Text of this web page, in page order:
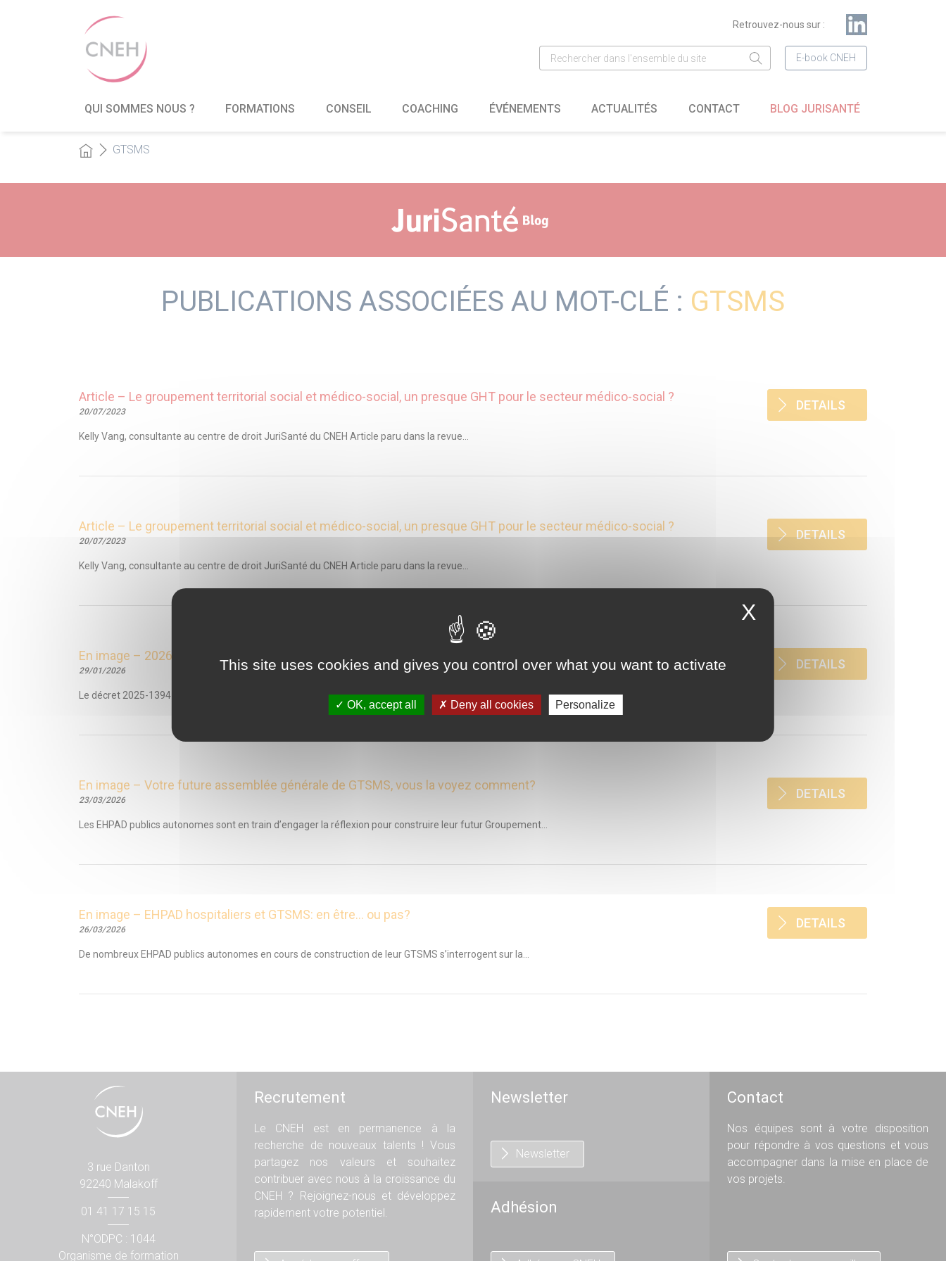
Retrouvez-nous sur :
E-book CNEH
QUI SOMMES NOUS ? FORMATIONS CONSEIL COACHING ÉVÉNEMENTS ACTUALITÉS CONTACT BLOG JURISANTÉ
GTSMS
PUBLICATIONS ASSOCIÉES AU MOT-CLÉ : GTSMS
Article – Le groupement territorial social et médico-social, un presque GHT pour le secteur médico-social ?
20/07/2023
Kelly Vang, consultante au centre de droit JuriSanté du CNEH Article paru dans la revue...
DETAILS
Article – Le groupement territorial social et médico-social, un presque GHT pour le secteur médico-social ?
20/07/2023
Kelly Vang, consultante au centre de droit JuriSanté du CNEH Article paru dans la revue...
DETAILS
En image – 2026, année des GTSMS!
29/01/2026
Le décret 2025-1394 relatif aux GTSMS est publié. Il manque encore des textes, mais les...
DETAILS
En image – Votre future assemblée générale de GTSMS, vous la voyez comment?
23/03/2026
Les EHPAD publics autonomes sont en train d’engager la réflexion pour construire leur futur Groupement...
DETAILS
En image – EHPAD hospitaliers et GTSMS: en être… ou pas?
26/03/2026
De nombreux EHPAD publics autonomes en cours de construction de leur GTSMS s’interrogent sur la...
DETAILS
3 rue Danton
92240 Malakoff
01 41 17 15 15
N°ODPC : 1044
Organisme de formation
Recrutement
Le CNEH est en permanence à la
recherche de nouveaux talents ! Vous
partagez nos valeurs et souhaitez
contribuer avec nous à la croissance du
CNEH ? Rejoignez-nous et développez
rapidement votre potentiel.
Newsletter
Newsletter
Adhésion
Contact
Nos équipes sont à votre disposition
pour répondre à vos questions et vous
accompagner dans la mise en place de
vos projets.
X
This site uses cookies and gives you control over what you want to activate
OK, accept all Deny all cookies Personalize